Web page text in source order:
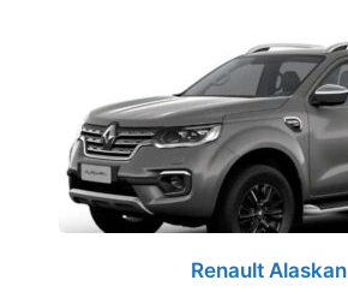
Renault Alaskan